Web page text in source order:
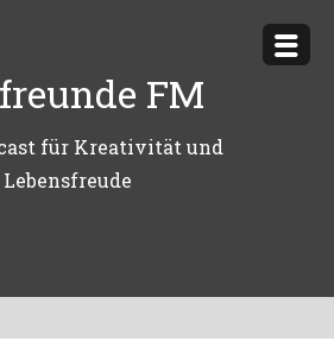
FM
für Kreativität und
Lebensfreude